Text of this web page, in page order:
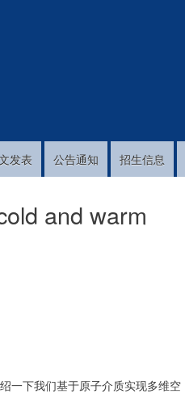
发表 公告通知 招生信息
and warm
一下我们基于原子介质实现多维空